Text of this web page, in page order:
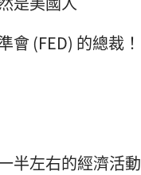
會 (FED) 的總裁！
半左右的經濟活動